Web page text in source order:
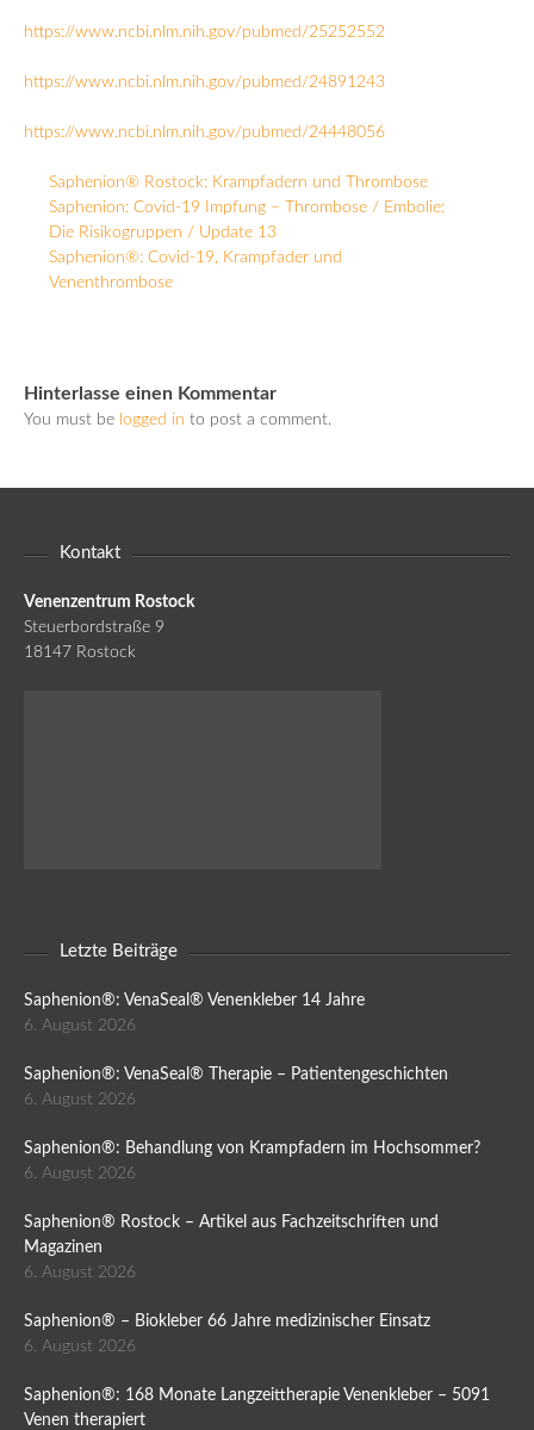
https://www.ncbi.nlm.nih.gov/pubmed/25252552
https://www.ncbi.nlm.nih.gov/pubmed/24891243
https://www.ncbi.nlm.nih.gov/pubmed/24448056
Saphenion® Rostock: Krampfadern und Thrombose
Saphenion: Covid-19 Impfung – Thrombose / Embolie:
Die Risikogruppen / Update 13
Saphenion®: Covid-19, Krampfader und
Venenthrombose
Hinterlasse einen Kommentar
You must be logged in to post a comment.
Kontakt
Venenzentrum Rostock
Steuerbordstraße 9
18147 Rostock
Letzte Beiträge
Saphenion®: VenaSeal® Venenkleber 14 Jahre
6. August 2026
Saphenion®: VenaSeal® Therapie – Patientengeschichten
6. August 2026
Saphenion®: Behandlung von Krampfadern im Hochsommer?
6. August 2026
Saphenion® Rostock – Artikel aus Fachzeitschriften und
Magazinen
6. August 2026
Saphenion® – Biokleber 66 Jahre medizinischer Einsatz
6. August 2026
Saphenion®: 168 Monate Langzeittherapie Venenkleber – 5091
Venen therapiert